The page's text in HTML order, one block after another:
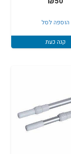
הוספה לסל
קנה כעת